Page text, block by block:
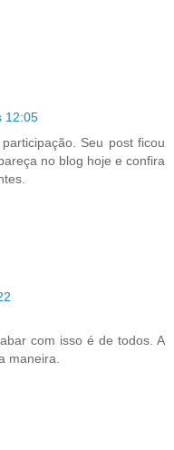
12:05
Seu post ficou
no blog hoje e confira
com isso é de todos. A
maneira.